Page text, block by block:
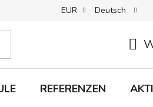
ABHOLUNG + LIEFERUNG
EUR Deutsch
REFERENZEN